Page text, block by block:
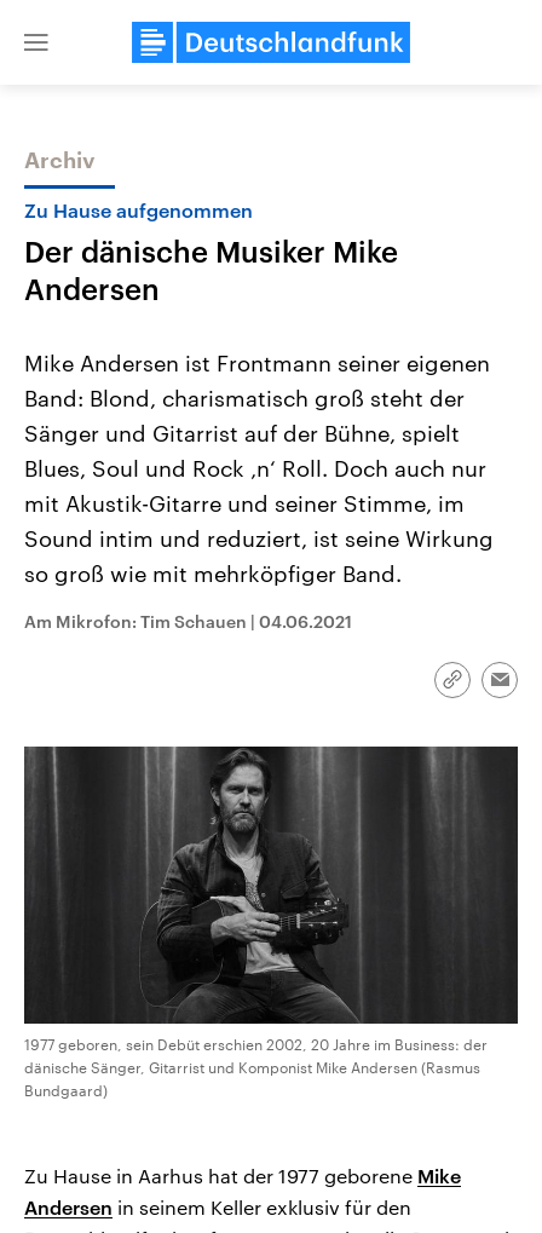
Close
Themen
Landtagswahl Sachsen-Anhalt
2026
Alle Informationen
Sachsen-Anhalt wählt am 6.
September 2026 einen neuen
Landtag. Seit 2021 wird das
Bundesland von einer Koalition aus
Umfragen, Prognosen,
und Hintergründe zu den Parteien
und Kandidaten der anstehenden
USA
Aktuelle Beiträge,
Hintergründe
Wirtschaftlich und
gehören die Vereinigten
den mächtigsten Ländern
mit großem Einfluss auf
aktuelle Weltgeschehen.
Sendungen Programm Podcasts
Archiv
Zu Hause aufgenommen
Der dänische Musiker Mike
Andersen
Mike Andersen ist Frontmann seiner eigenen
Band: Blond, charismatisch groß steht der
Sänger und Gitarrist auf der Bühne, spielt
Blues, Soul und Rock ‚n‘ Roll. Doch auch nur
mit Akustik-Gitarre und seiner Stimme, im
Sound intim und reduziert, ist seine Wirkung
so groß wie mit mehrköpfiger Band.
Am Mikrofon: Tim Schauen | 04.06.2021
Link
1977 geboren, sein Debüt erschien 2002, 20 Jahre im Business: der
dänische Sänger, Gitarrist und Komponist Mike Andersen (Rasmus
Bundgaard)
Zu Hause in Aarhus hat der 1977 geborene Mike
Andersen in seinem Keller exklusiv für den